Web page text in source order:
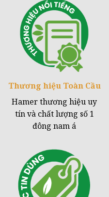
Thương hiệuToàn Cầu
Hamer thương hiệu uy
tín và chất lượng số 1
đông nam á